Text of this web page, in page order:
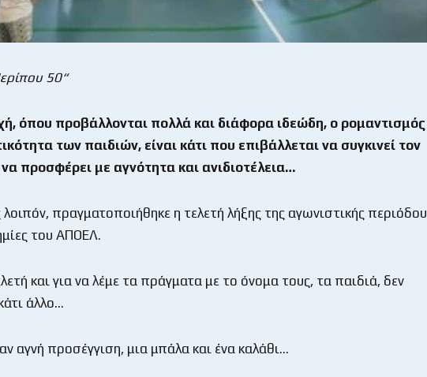
50“
όπου προβάλλονται πολλά και διάφορα ιδεώδη, ο ρομαντισμός
των παιδιών, είναι κάτι που επιβάλλεται να συγκινεί τον
προσφέρει με αγνότητα και ανιδιοτέλεια…
λοιπόν, πραγματοποιήθηκε η τελετή λήξης της αγωνιστικής περιόδου
του ΑΠΟΕΛ.
και για να λέμε τα πράγματα με το όνομα τους, τα παιδιά, δεν
άλλο…
αγνή προσέγγιση, μια μπάλα και ένα καλάθι…